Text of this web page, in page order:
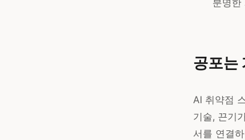
공포는
AI 취약점
기술, 끈기
서를 연결